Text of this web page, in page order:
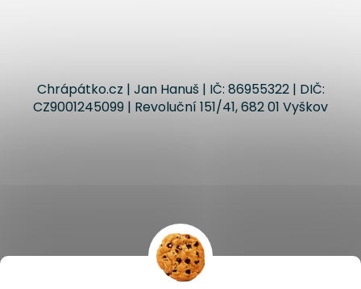
Chrápátko.cz | Jan Hanuš | IČ: 86955322 | DIČ:
CZ9001245099 | Revoluční 151/41, 682 01 Vyškov